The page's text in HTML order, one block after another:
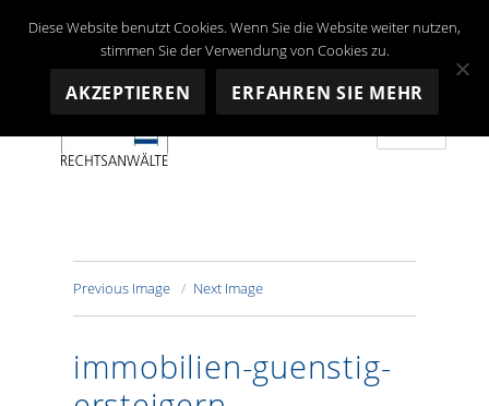
Previous Image Next Image
immobilien-guenstig-
Diese Website benutzt Cookies. Wenn Sie die Website weiter nutzen,
stimmen Sie der Verwendung von Cookies zu.
AKZEPTIEREN ERFAHREN SIE MEHR